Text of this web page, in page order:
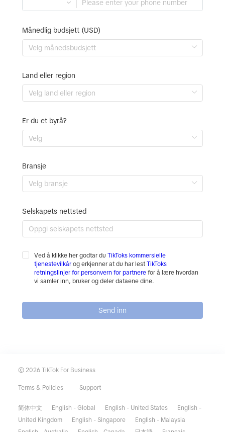
Månedlig budsjett (USD)
Land eller region
Er du et byrå?
Bransje
Selskapets nettsted
Ved å klikke her godtar du TikToks kommersielle
tjenestevilkår og erkjenner at du har lest TikToks
retningslinjer for personvern for partnere for å lære hvordan
vi samler inn, bruker og deler dataene dine.
Send inn
© 2026 TikTok For Business
Terms & Policies Support
简体中文 English - Global English - United States
English -
United Kingdom
English - Singapore
English - Malaysia